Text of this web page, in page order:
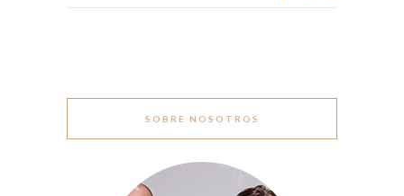
SOBRE NOSOTROS